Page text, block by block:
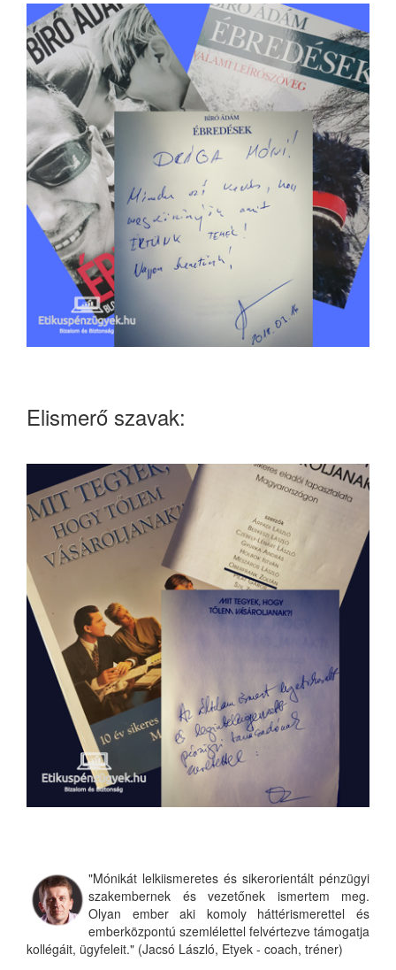
Elismerő szavak:
"Mónikát lelkiismeretes és sikerorientált pénzügyi
szakembernek és vezetőnek ismertem meg.
Olyan ember aki komoly háttérismerettel és
emberközpontú szemlélettel felvértezve támogatja
kollégáit, ügyfeleit." (Jacsó László, Etyek - coach, tréner)